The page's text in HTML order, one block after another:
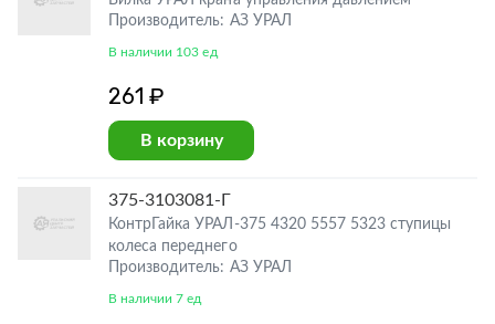
Производитель: АЗ УРАЛ
В наличии 103 ед
261 ₽
В корзину
375-3103081-Г
КонтрГайка УРАЛ-375 4320 5557 5323 ступицы
колеса переднего
Производитель: АЗ УРАЛ
В наличии 7 ед